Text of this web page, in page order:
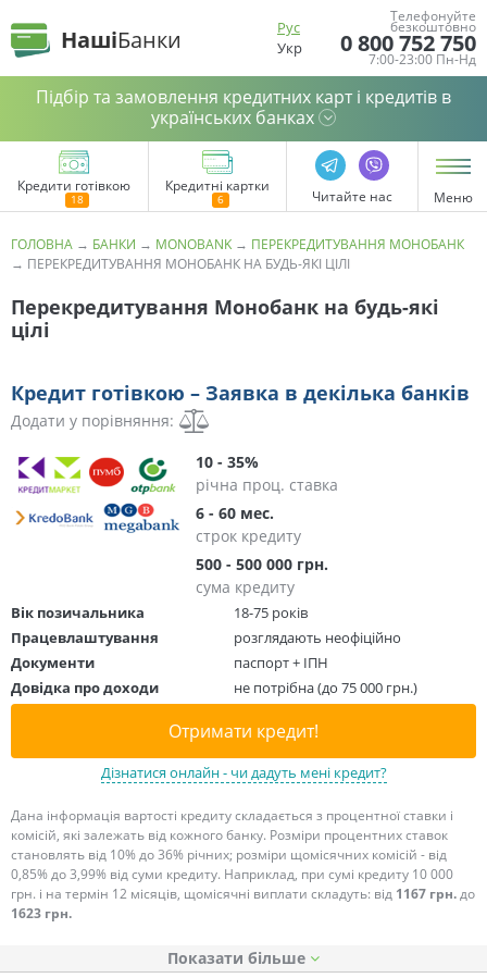
НашіБанки
Рус
Укр
Телефонуйте
безкоштовно
0 800 752 750
7:00-23:00 Пн-Нд
Підбір та замовлення кредитних карт і кредитів в
українських банках
Кредити готівкою Кредитні картки
Читайте нас Меню
ГОЛОВНА → БАНКИ → MONOBANK → ПЕРЕКРЕДИТУВАННЯ МОНОБАНК
→ ПЕРЕКРЕДИТУВАННЯ МОНОБАНК НА БУДЬ-ЯКІ ЦІЛІ
Перекредитування Монобанк на будь-які
цілі
Кредит готівкою – Заявка в декілька банків
Додати у порівняння:
10 - 35%
річна проц. ставка
6 - 60 мес.
строк кредиту
500 - 500 000 грн.
сума кредиту
Вік позичальника
18-75 років
Працевлаштування
розглядають неофіційно
Документи
паспорт + ІПН
Довідка про доходи
не потрібна (до 75 000 грн.)
Отримати кредит!
Дізнатися онлайн - чи дадуть мені кредит?
Дана інформація вартості кредиту складається з процентної ставки і
комісій, які залежать від кожного банку. Розміри процентних ставок
становлять від 10% до 36% річних; розміри щомісячних комісій - від
0,85% до 3,99% від суми кредиту. Наприклад, при сумі кредиту 10 000
грн. і на термін 12 місяців, щомісячні виплати складуть: від 1167 грн.до
1623 грн.
Показати